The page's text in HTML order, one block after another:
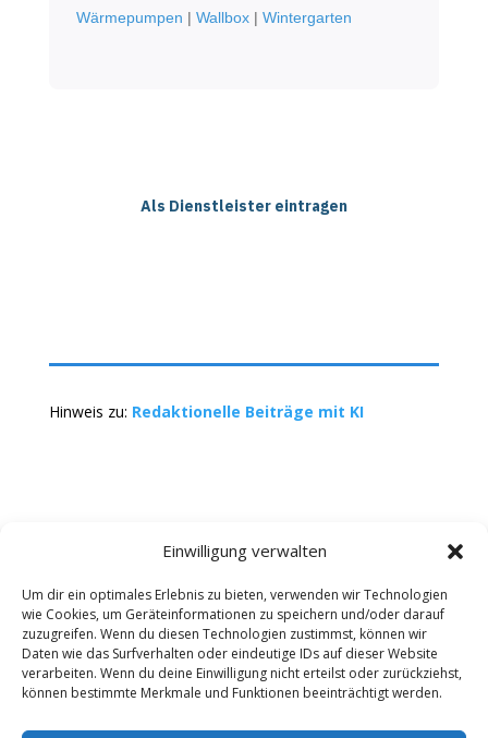
Einwilligung verwalten
Um dir ein optimales Erlebnis zu bieten, verwenden wir Technologien
wie Cookies, um Geräteinformationen zu speichern und/oder darauf
zuzugreifen. Wenn du diesen Technologien zustimmst, können wir
Daten wie das Surfverhalten oder eindeutige IDs auf dieser Website
verarbeiten. Wenn du deine Einwilligung nicht erteilst oder zurückziehst,
können bestimmte Merkmale und Funktionen beeinträchtigt werden.
Wärmepumpen | Wallbox| Wintergarten
Als Dienstleister eintragen
Hinweis zu: Redaktionelle Beiträge mit KI
Kontakt Impressum
Datenschutz
Werbung buchen
AGB
Copyright 2025-2026 | Web24 Consulting AVO UG |
Alle Rechte vorbehalten *Werbehinweis: Die ist ein